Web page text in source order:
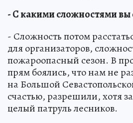
- С какими сложностями вы
- Сложность потом
для организаторов,
пожароопасный сезон. В
прям боялись, что нам не
на Большой
счастью, разрешили, хотя
целый патруль лесников.